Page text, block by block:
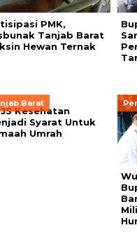
PMK,
Tanjab Barat
Hewan Ternak
Barat
Kesehatan
Syarat Untuk
Umrah